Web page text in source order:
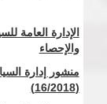
الإدارة العامة
والإحصاء
منشور إدارة
(16/2018)